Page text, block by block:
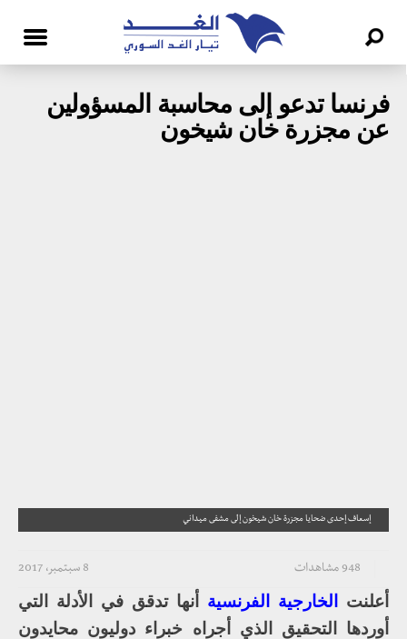
فرنسا تدعو إلى محاسبة المسؤولين
عن مجزرة خان شيخون
إسعاف إحدى ضحايا مجزرة خان شيخون إلى مشفى ميداني
8 سبتمبر، 2017 948 مشاهدات
أعلنت الخارجية الفرنسية أنها تدقق في الأدلة التي
أوردها التحقيق الذي أجراه خبراء دوليون محايدون